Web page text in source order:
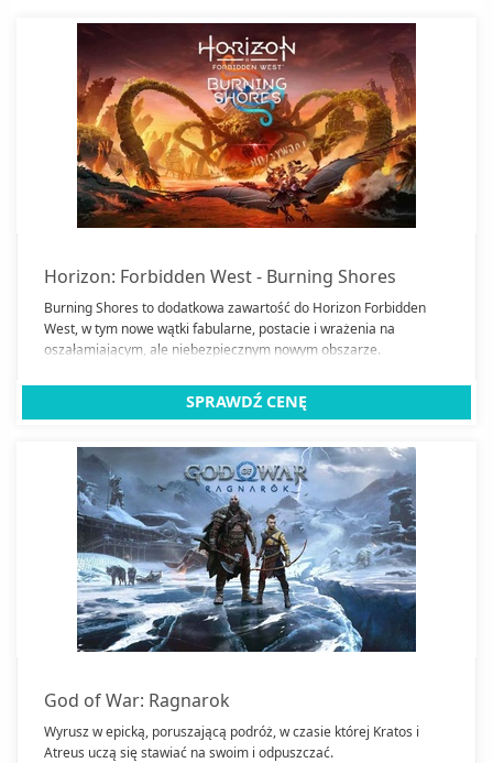
Gry NINTENDO Switch
Gry NINTENDO Switch 2
Gry Nintendo Wii
Gry PlayStation 2
Gry Playstation 4
Gry Xbox One
Switche 2
Zamknij
Horizon: Forbidden West - Burning Shores
Burning Shores to dodatkowa zawartość do Horizon Forbidden
West, w tym nowe wątki fabularne, postacie i wrażenia na
oszałamiającym, ale niebezpiecznym nowym obszarze.
SPRAWDŹ CENĘ
God of War: Ragnarok
Wyrusz w epicką, poruszającą podróż, w czasie której Kratos i
Atreus uczą się stawiać na swoim i odpuszczać.